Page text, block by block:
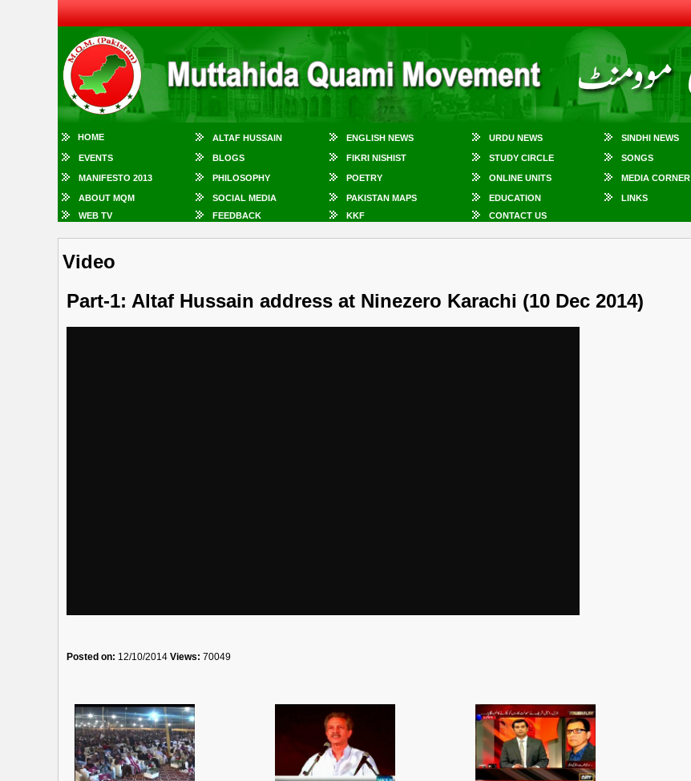
HOME ALTAF HUSSAIN ENGLISH NEWS URDU NEWS SINDHI NEWS
EVENTS BLOGS FIKRI NISHIST STUDY CIRCLE SONGS
MANIFESTO 2013 PHILOSOPHY POETRY ONLINE UNITS MEDIA CORNER
ABOUT MQM SOCIAL MEDIA PAKISTAN MAPS EDUCATION LINKS
WEB TV
FEEDBACK KKF CONTACT US
Video
Part-1: Altaf Hussain address at Ninezero Karachi (10 Dec 2014)
Posted on: 12/10/2014 Views: 70049